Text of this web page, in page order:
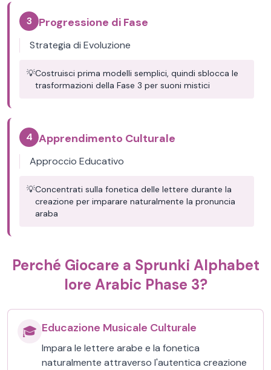
3 Progressione di Fase
Strategia di Evoluzione
💡Costruisci prima modelli semplici, quindi sblocca le
trasformazioni della Fase 3 per suoni mistici
4 Apprendimento Culturale
Approccio Educativo
💡Concentrati sulla fonetica delle lettere durante la
creazione per imparare naturalmente la pronuncia
araba
Perché Giocare a Sprunki Alphabet
lore Arabic Phase 3?
🎓 Educazione Musicale Culturale
Impara le lettere arabe e la fonetica
naturalmente attraverso l'autentica creazione